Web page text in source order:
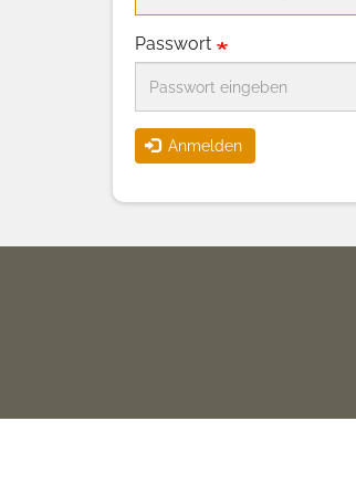
Passwort
Anmelden